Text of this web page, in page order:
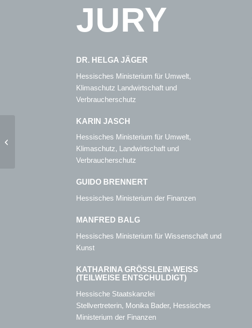
JURY
DR. HELGA JÄGER
Hessisches Ministerium für Umwelt,
Klimaschutz Landwirtschaft und
Verbraucherschutz
KARIN JASCH
Hessisches Ministerium für Umwelt,
Klimaschutz, Landwirtschaft und
Verbraucherschutz
GUIDO BRENNERT
Hessisches Ministerium der Finanzen
MANFRED BALG
Hessisches Ministerium für Wissenschaft und
Kunst
KATHARINA GRÖSSLEIN-WEISS (T
EILWEISE ENTSCHULDIGT)
Hessische Staatskanzlei
Stellvertreterin, Monika Bader, Hessisches
Ministerium der Finanzen